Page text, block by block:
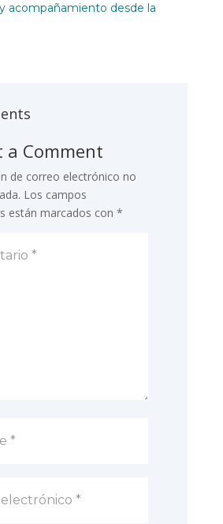
acompañamiento desde la
a Comment
de correo electrónico no
Los campos
están marcados con *